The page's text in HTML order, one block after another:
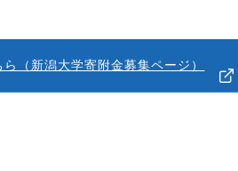
（新潟大学寄附金募集ページ）